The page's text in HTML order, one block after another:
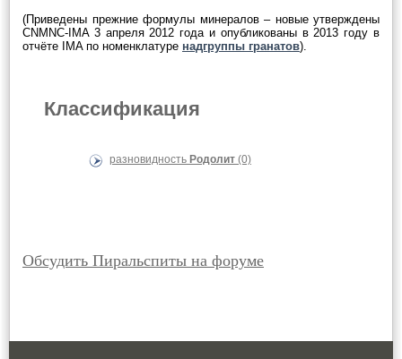
(Приведены прежние формулы минералов – новые утверждены
CNMNC-IMA 3 апреля 2012 года и опубликованы в 2013 году в
отчёте IMA по номенклатуре надгруппы гранатов).
Классификация
разновидность Родолит (0)
Обсудить Пиральспиты на форуме